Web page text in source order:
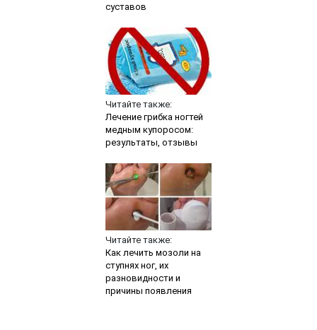
суставов
Читайте также:
Лечение грибка ногтей
медным купоросом:
результаты, отзывы
Читайте также:
Как лечить мозоли на
ступнях ног, их
разновидности и
причины появления